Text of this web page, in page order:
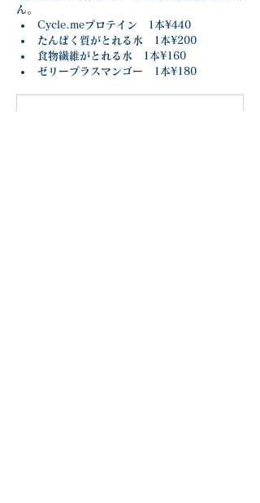
ん。
Cycle.meプロテイン　1本¥440
たんぱく質がとれる水　1本¥200
食物繊維がとれる水　1本¥160
ゼリープラスマンゴー　1本¥180